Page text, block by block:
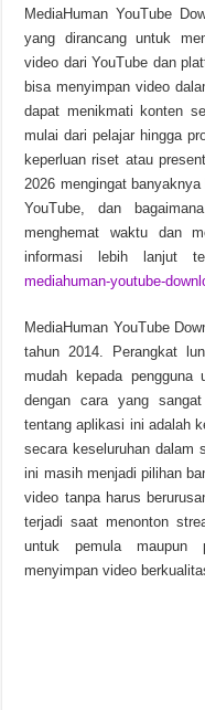
Soda PDF Desktop Pro
MediaHuman YouTube
yang dirancang untuk
video dari YouTube dan
bisa menyimpan video
dapat menikmati konten
mulai dari pelajar hingga
keperluan riset atau
2026 mengingat
YouTube, dan
menghemat waktu dan
informasi lebih lanjut
mediahuman-youtube-
MediaHuman YouTube
tahun 2014. Perangkat
mudah kepada pengguna
dengan cara yang
tentang aplikasi ini adalah
secara keseluruhan dalam
ini masih menjadi pilihan
video tanpa harus
terjadi saat menonton
untuk pemula maupun
menyimpan video